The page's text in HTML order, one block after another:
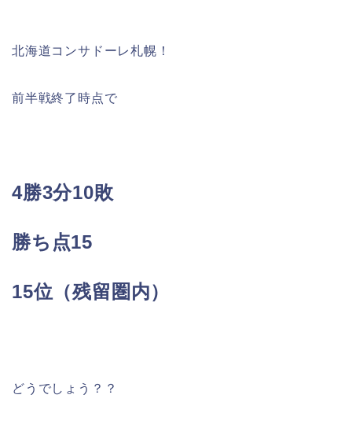
北海道コンサドーレ札幌！
前半戦終了時点で
4勝3分10敗
勝ち点15
15位（残留圏内）
どうでしょう？？